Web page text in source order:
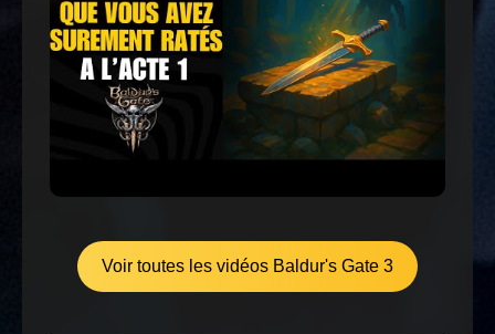
Voir toutes les vidéos Baldur's Gate 3